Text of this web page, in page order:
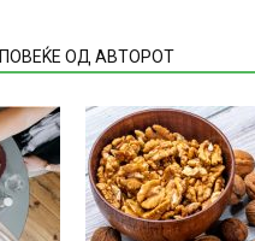
ПОВЕЌЕ ОД АВТОРОТ